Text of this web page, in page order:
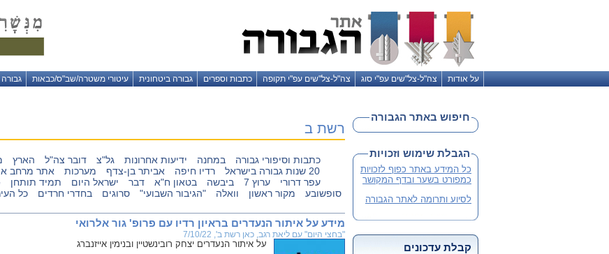
על אודות צה"ל-צל"שים עפ"י סוג צה"ל-צל"שים עפ"י תקופה כתבות וספרים גבורה ביטחונית עיטורי משטרה/שב"ס/כבאות
רשת ב
כתבות וסיפורי גבורה במחנה ידיעות אחרונות גל"צ דובר צה"ל הארץ
20 שנות גבורה בישראל
רדיו חיפה אביתר בן-צדף מערכות אתר מרחב
עפר דרורי
ערוץ 7 ביבשה בטאון ח"א דבר ישראל היום תמיד תותחן
סופשובע
מקור ראשון וואלה "הגיבור השבועי" סרוגים בחדרי חרדים כל
מידע על איתור הנעדרים בראיון רדיו עם פרופ' גור אלרואי
"בחצי היום" עם ליאת רגב, כאן רשת ב', 7/10/22
על איתור הנעדרים יצחק רובינשטיין ובנימין אייזנברג
חיפוש באתר הגבורה
הגבלת שימוש וזכויות
כל המידע באתר כפוף לזכויות
כמפורט בשער ובדף המקושר
לסיוע ותרומה לאתר הגבורה
קבלת עדכונים